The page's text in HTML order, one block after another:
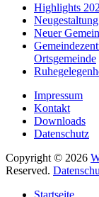
Highlights
Neuer
Ortsgemeinde
Impressum
Kontakt
Downloads
Datenschutz
Copyright © 2026
Reserved.
Startseite